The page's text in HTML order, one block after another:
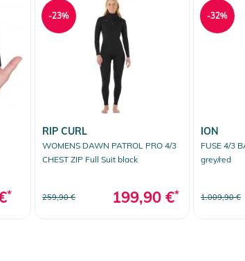
*
RIP CURL
WOMENS DAWN PATROL PRO 4/3
CHEST ZIP Full Suit black
259,90 € 199,90 €*
-23%
ION
FUSE 4/3
grey/red
1.009,90 €
-32%